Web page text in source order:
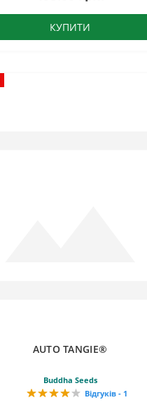
КУПИТИ
AUTO TANGIE®
Buddha Seeds
Відгуків - 1